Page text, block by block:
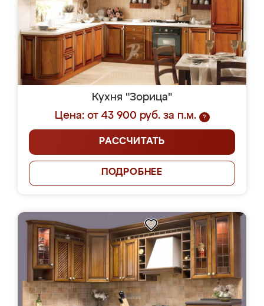
Кухня "Зорица"
Цена: от 43 900 руб. за п.м.
?
РАССЧИТАТЬ
ПОДРОБНЕЕ